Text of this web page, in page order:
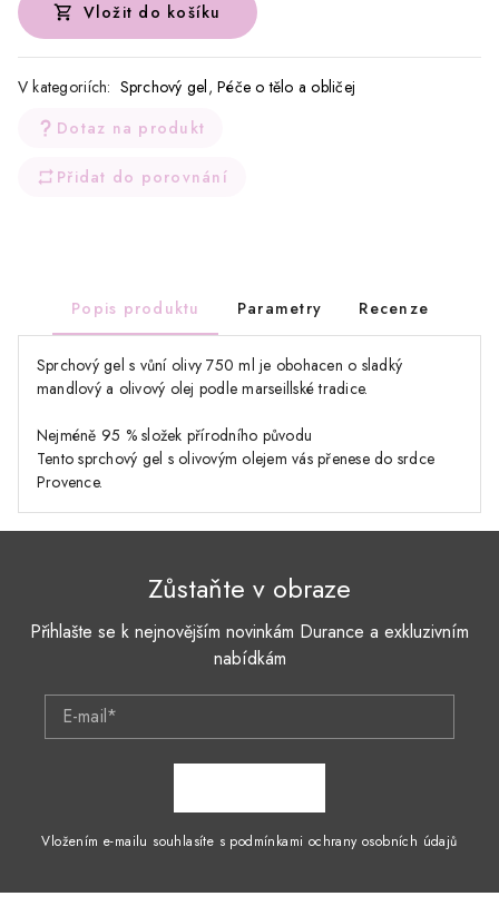
Vložit do košíku
V kategoriích: Sprchový gel, Péče o tělo a obličej
Dotaz na produkt
Přidat do porovnání
Popis produktu Parametry Recenze
Sprchový gel s vůní olivy 750 ml je obohacen o sladký
mandlový a olivový olej podle marseillské tradice.
Nejméně 95 % složek přírodního původu
Tento sprchový gel s olivovým olejem vás přenese do srdce
Provence.
Zůstaňte v obraze
Přihlašte se k nejnovějším novinkám Durance a exkluzivním
nabídkám
E-mail*
Vložením e-mailu souhlasíte s podmínkami ochrany osobních údajů